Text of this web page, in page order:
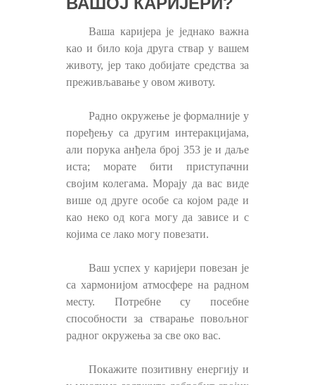
Ваша каријера је једнако важна
као и било која друга ствар у вашем
животу, јер тако добијате средства за
преживљавање у овом животу.
Радно окружење је формалније у
поређењу са другим интеракцијама,
али порука анђела број 353 је и даље
иста; морате бити приступачни
својим колегама. Морају да вас виде
више од друге особе са којом раде и
као неко од кога могу да зависе и с
којима се лако могу повезати.
Ваш успех у каријери повезан је
са хармонијом атмосфере на радном
месту. Потребне су посебне
способности за стварање повољног
радног окружења за све око вас.
Покажите позитивну енергију и